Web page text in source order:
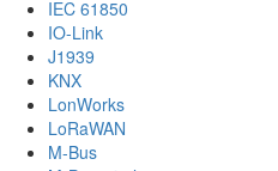
IEC 61850
IO-Link
J1939
KNX
LonWorks
LoRaWAN
M-Bus